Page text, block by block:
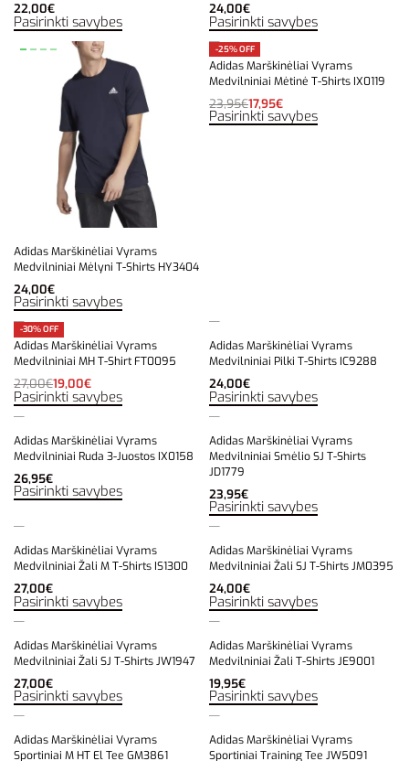
22,00€
Pasirinkti savybes
24,00€
Pasirinkti savybes
Adidas Marškinėliai Vyrams
Medvilniniai Mėlyni T-Shirts HY3404
24,00€
Pasirinkti savybes
-25% OFF
Adidas Marškinėliai Vyrams
Medvilniniai Mėtinė T-Shirts IX0119
23,95€17,95€
Pasirinkti savybes
-30% OFF
Adidas Marškinėliai Vyrams
Medvilniniai MH T-Shirt FT0095
27,00€19,00€
Pasirinkti savybes
Adidas Marškinėliai Vyrams
Medvilniniai Pilki T-Shirts IC9288
24,00€
Pasirinkti savybes
Adidas Marškinėliai Vyrams
Medvilniniai Ruda 3-Juostos IX0158
26,95€
Pasirinkti savybes
Adidas Marškinėliai Vyrams
Medvilniniai Smėlio SJ T-Shirts
JD1779
23,95€
Pasirinkti savybes
Adidas Marškinėliai Vyrams
Medvilniniai Žali M T-Shirts IS1300
27,00€
Pasirinkti savybes
Adidas Marškinėliai Vyrams
Medvilniniai Žali SJ T-Shirts JM0395
24,00€
Pasirinkti savybes
Adidas Marškinėliai Vyrams
Medvilniniai Žali SJ T-Shirts JW1947
27,00€
Pasirinkti savybes
Adidas Marškinėliai Vyrams
Medvilniniai Žali T-Shirts JE9001
19,95€
Pasirinkti savybes
Adidas Marškinėliai Vyrams
Sportiniai M HT El Tee GM3861
Adidas Marškinėliai Vyrams
Sportiniai Training Tee JW5091